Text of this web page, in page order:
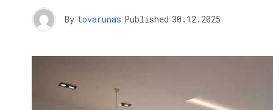
By tovarunas Published 30.12.2025